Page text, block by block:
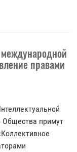
правами
Общества примут